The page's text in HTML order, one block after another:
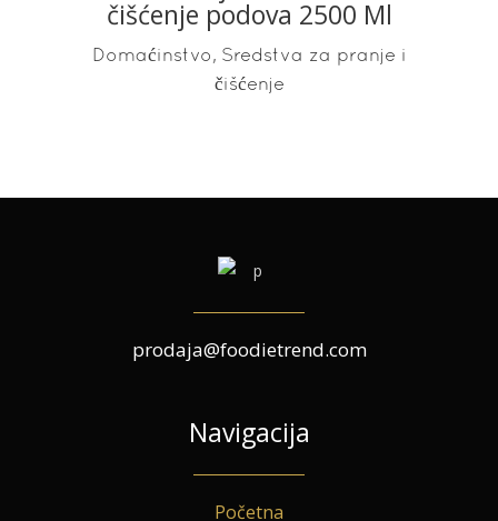
čišćenje podova 2500 Ml
Domaćinstvo, Sredstva za pranje i
čišćenje
prodaja@foodietrend.com
Navigacija
Početna